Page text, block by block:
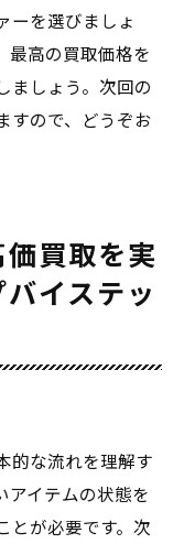
ーを選びましょ
最高の買取価格を
ましょう。次回の
すので、どうぞお
買取を実
イステッ
的な流れを理解す
アイテムの状態を
とが必要です。次